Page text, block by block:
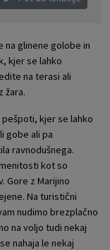
na glinene golobe in
kjer se lahko
na terasi ali
žara.
kjer se lahko
gobe ali pa
ravnodušnega.
kot so
Gore z Marijino
Na turistični
nudimo brezplačno
na voljo tudi nekaj
nahaja le nekaj